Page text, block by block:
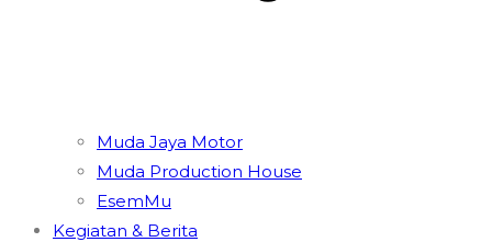
Muda Jaya Motor
Muda Production House
EsemMu
Kegiatan & Berita